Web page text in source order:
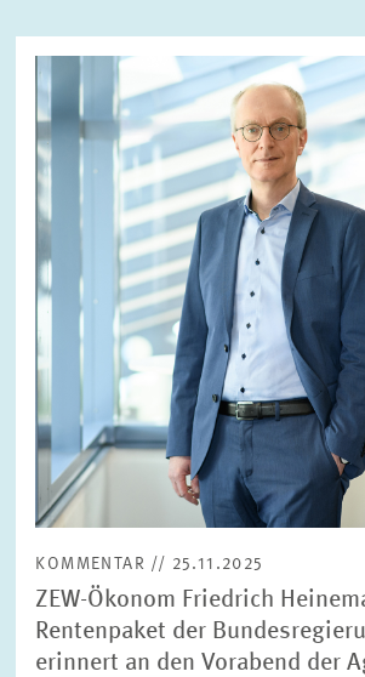
in
vergrößerter
Ansicht
KOMMENTAR // 25.11.2025
ZEW-Ökonom Friedrich
Rentenpaket der
erinnert an den Vorabend der